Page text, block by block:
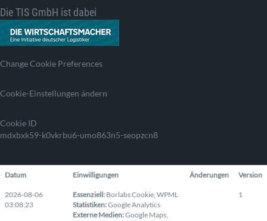
Die TIS GmbH ist dabei
Change Cookie Preferences
Cookie-Einstellungen ändern
Cookie ID
mdxbxk59-k0vkrbu6-umo863n5-seopzcn8
Datum Einwilligungen Änderungen Version
2026-08-06
03:08:23
Essenziell: Borlabs Cookie, WPML
Statistiken:Google Analytics
Externe Medien:Google Maps,
1